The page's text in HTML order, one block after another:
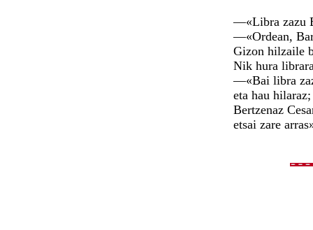
—«Libra zazu
—«Ordean,
Gizon hilzaile
Nik hura
—«Bai libra
eta hau hilaraz;
Bertzenaz
etsai zare